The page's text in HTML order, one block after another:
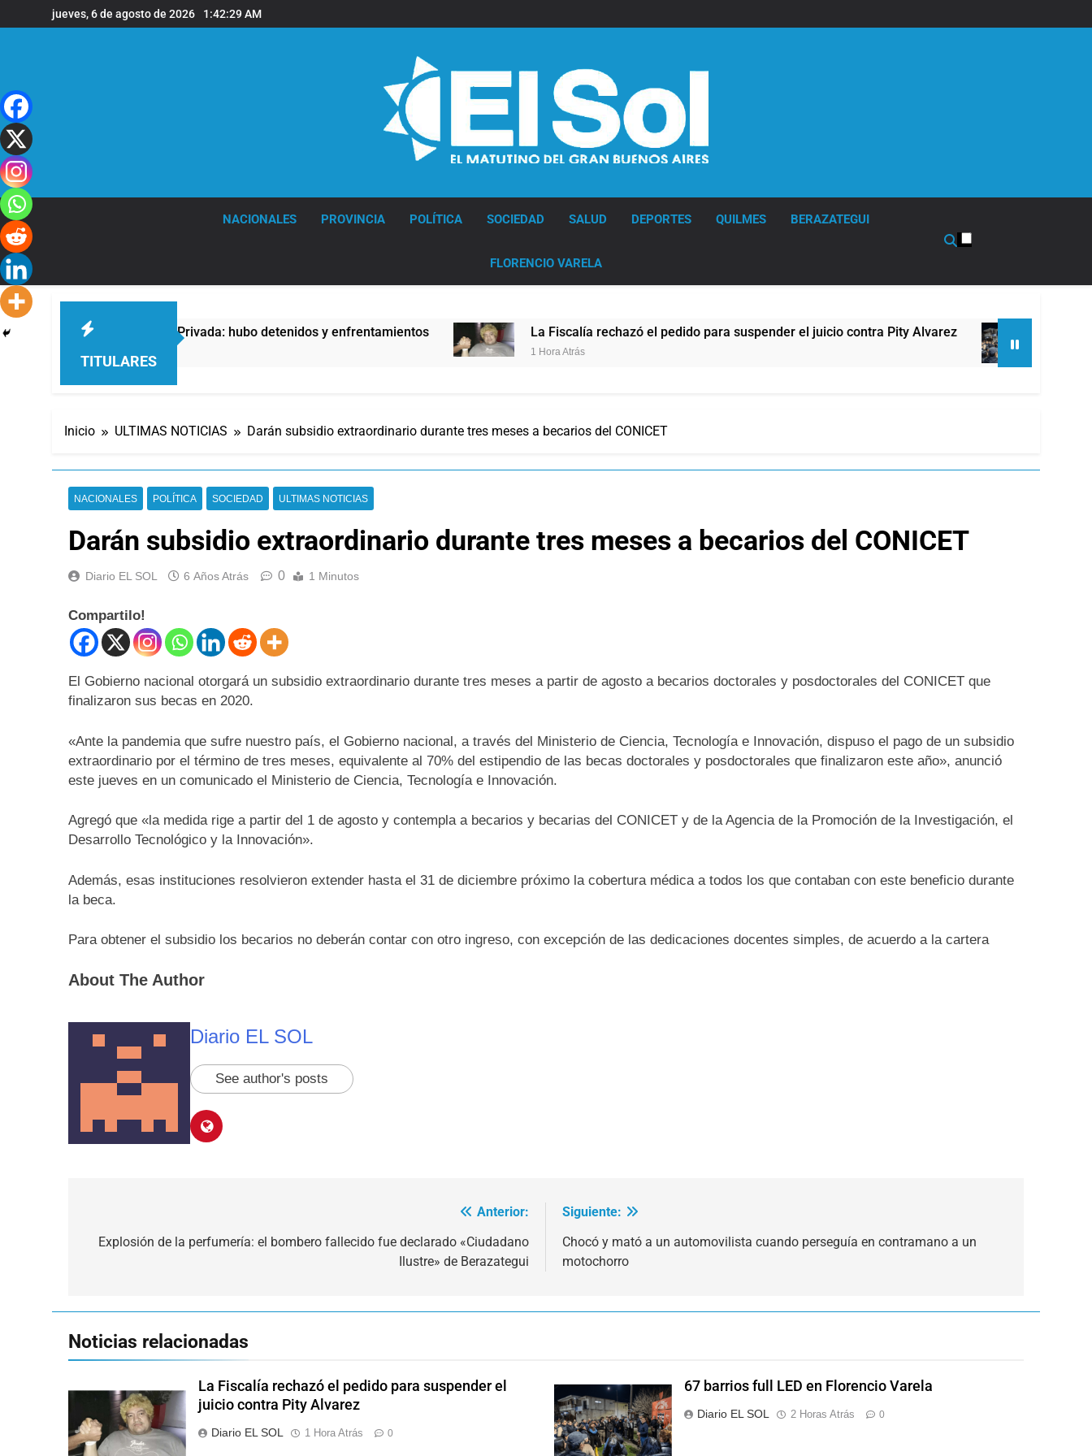
al
jueves, 6 de agosto de 2026 1:42:29 AM
NACIONALES PROVINCIA POLÍTICA SOCIEDAD SALUD DEPORTES QUILMES BERAZATEGUI
FLORENCIO VARELA
TITULARES
la Ley de Propiedad Privada: hubo detenidos y enfrentamientos La Fiscalía rechazó el pedido para suspender el juicio contra Pity Alvarez
1 Hora Atrás 2 Horas Atrás
Inicio ULTIMAS NOTICIAS Darán subsidio extraordinario durante tres meses a becarios del CONICET
NACIONALES POLÍTICA SOCIEDAD ULTIMAS NOTICIAS
Darán subsidio extraordinario durante tres meses a becarios del CONICET
Diario EL SOL 6 Años Atrás 0 1 Minutos
Compartilo!
El Gobierno nacional otorgará un subsidio extraordinario durante tres meses a partir de agosto a becarios doctorales y posdoctorales del CONICET que
finalizaron sus becas en 2020.
«Ante la pandemia que sufre nuestro país, el Gobierno nacional, a través del Ministerio de Ciencia, Tecnología e Innovación, dispuso el pago de un subsidio
extraordinario por el término de tres meses, equivalente al 70% del estipendio de las becas doctorales y posdoctorales que finalizaron este año», anunció
este jueves en un comunicado el Ministerio de Ciencia, Tecnología e Innovación.
Agregó que «la medida rige a partir del 1 de agosto y contempla a becarios y becarias del CONICET y de la Agencia de la Promoción de la Investigación, el
Desarrollo Tecnológico y la Innovación».
Además, esas instituciones resolvieron extender hasta el 31 de diciembre próximo la cobertura médica a todos los que contaban con este beneficio durante
la beca.
Para obtener el subsidio los becarios no deberán contar con otro ingreso, con excepción de las dedicaciones docentes simples, de acuerdo a la cartera
About The Author
Diario EL SOL
See author's posts
de
Anterior:
Explosión de la perfumería: el bombero fallecido fue declarado «Ciudadano
Ilustre» de Berazategui
Siguiente:
Chocó y mató a un automovilista cuando perseguía en contramano a un
motochorro
Noticias relacionadas
La Fiscalía rechazó el pedido para suspender el
juicio contra Pity Alvarez
Diario EL SOL 1 Hora Atrás 0
67 barrios full LED en Florencio Varela
Diario EL SOL 2 Horas Atrás 0